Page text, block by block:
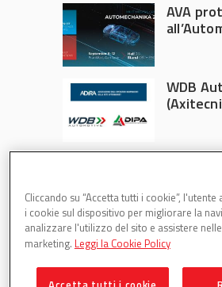
AVA
WDB
Cliccando su “Accetta tutti i cookie”,
i cookie sul dispositivo per migliorare la
analizzare l'utilizzo del sito e assistere
marketing. Leggi la Cookie Policy